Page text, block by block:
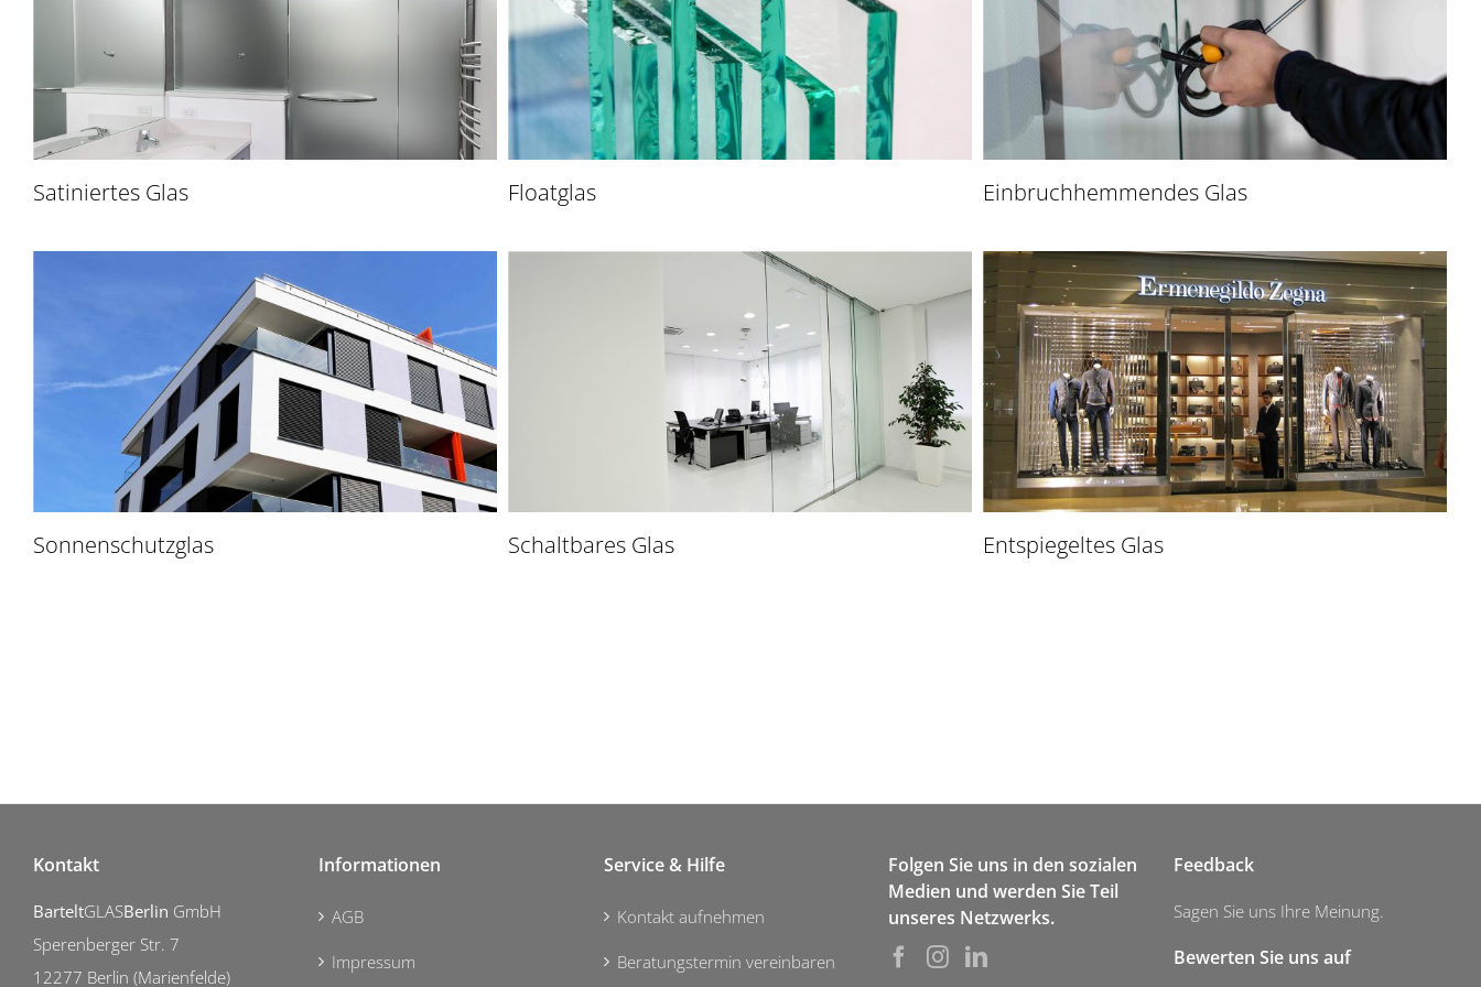
Satiniertes Glas Floatglas Einbruchhemmendes Glas
Sonnenschutzglas Schaltbares Glas Entspiegeltes Glas
Kontakt
BarteltGLASBerlin GmbH
Sperenberger Str. 7
12277 Berlin (Marienfelde)
Informationen
AGB
Impressum
Service & Hilfe
Kontakt aufnehmen
Beratungstermin vereinbaren
Folgen Sie uns in den sozialen
Medien und werden Sie Teil
unseres Netzwerks.
Feedback
Sagen Sie uns Ihre Meinung.
Bewerten Sie uns auf